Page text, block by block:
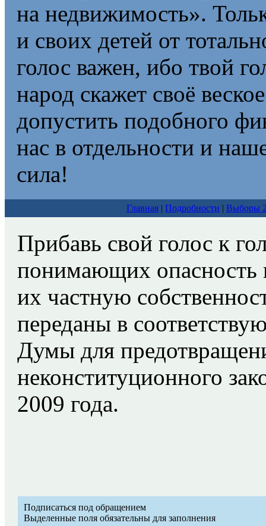
на недвижимость».
и своих детей от
голос важен, ибо твой
народ скажет своё
допустить подобного
нас в отдельности и
сила!
Главная | Подробности | Выборы
Прибавь свой голос к
понимающих опасность
их частную
переданы в
Думы для
неконституционного
2009 года.
Подписаться под обращением
Выделенные поля обязательны для заполнения